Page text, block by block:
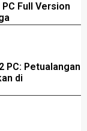
Full Version
PC: Petualangan
di